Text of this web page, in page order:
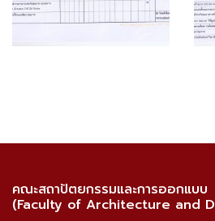
คณะสถาปัตยกรรมและการออกแบบ
(Faculty of Architecture and